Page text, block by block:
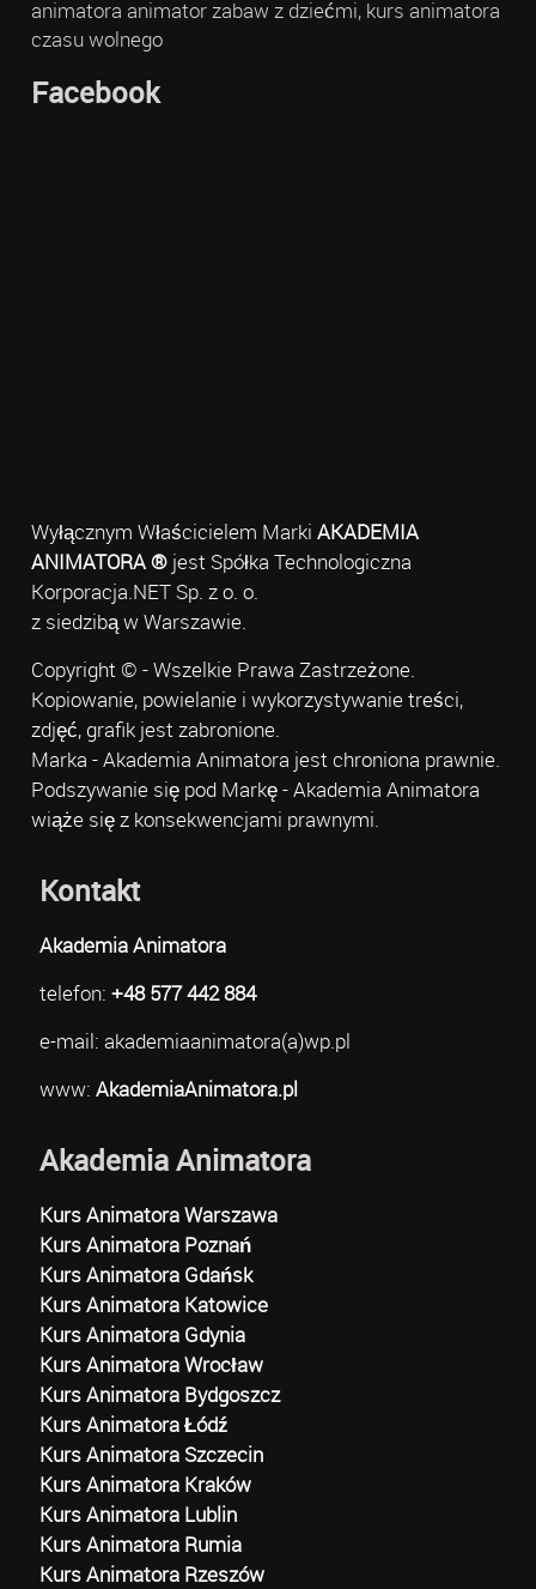
animatora animator zabaw z dziećmi, kurs animatora
czasu wolnego
Facebook
Wyłącznym Właścicielem Marki AKADEMIA
ANIMATORA ®jest Spółka Technologiczna
Korporacja.NET Sp. z o. o.
z siedzibą w Warszawie.
Copyright © - Wszelkie Prawa Zastrzeżone.
Kopiowanie, powielanie i wykorzystywanie treści,
zdjęć, grafik jest zabronione.
Marka - Akademia Animatora jest chroniona prawnie.
Podszywanie się pod Markę - Akademia Animatora
wiąże się z konsekwencjami prawnymi.
Kontakt
Akademia Animatora
telefon: +48 577 442 884
e-mail: akademiaanimatora(a)wp.pl
www: AkademiaAnimatora.pl
Akademia Animatora
Kurs Animatora Warszawa
Kurs Animatora Poznań
Kurs Animatora Gdańsk
Kurs Animatora Katowice
Kurs Animatora Gdynia
Kurs Animatora Wrocław
Kurs Animatora Bydgoszcz
Kurs Animatora Łódź
Kurs Animatora Szczecin
Kurs Animatora Kraków
Kurs Animatora Lublin
Kurs Animatora Rumia
Kurs Animatora Rzeszów